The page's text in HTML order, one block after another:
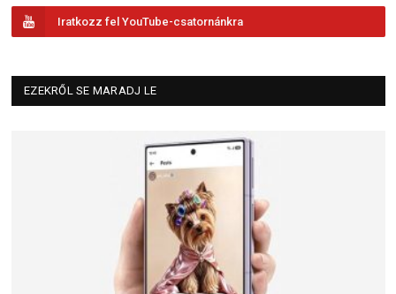
Iratkozz fel YouTube-csatornánkra
EZEKRŐL SE MARADJ LE